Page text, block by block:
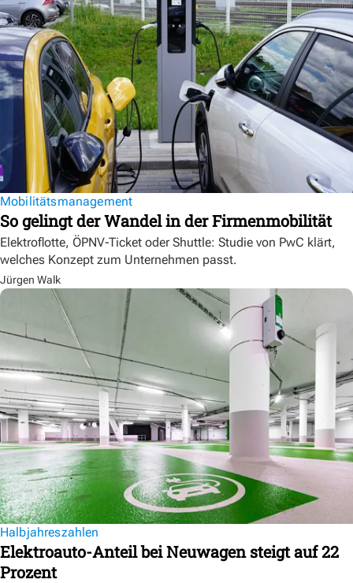
Mobilitätsmanagement
So gelingt der Wandel in der Firmenmobilität
Elektroflotte, ÖPNV-Ticket oder Shuttle: Studie von PwC klärt,
welches Konzept zum Unternehmen passt.
Jürgen Walk
Halbjahreszahlen
Elektroauto-Anteil bei Neuwagen steigt auf 22
Prozent